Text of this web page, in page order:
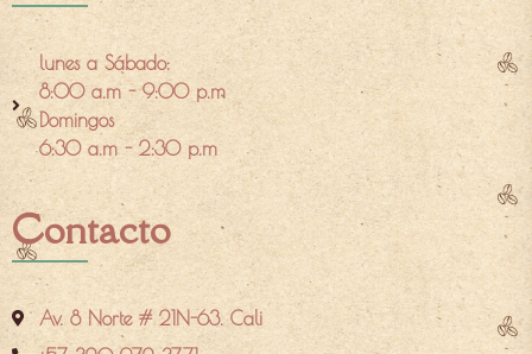
lunes a Sábado:
8:00 a.m - 9:00 p.m
Domingos
6:30 a.m - 2:30 p.m
Contacto
Av. 8 Norte # 21N-63. Cali